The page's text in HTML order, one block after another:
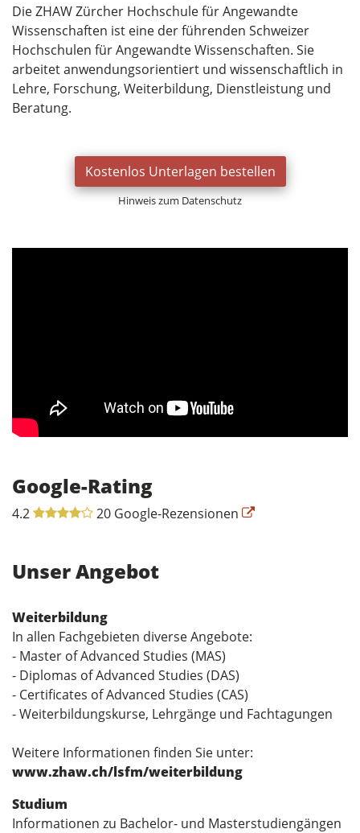
Die ZHAW Zürcher Hochschule für Angewandte
Wissenschaften ist eine der führenden Schweizer
Hochschulen für Angewandte Wissenschaften. Sie
arbeitet anwendungsorientiert und wissenschaftlich in
Lehre, Forschung, Weiterbildung, Dienstleistung und
Beratung.
Kostenlos Unterlagen bestellen
Hinweis zum Datenschutz
Google-Rating
4.2 20 Google-Rezensionen
Unser Angebot
Weiterbildung
In allen Fachgebieten diverse Angebote:
- Master of Advanced Studies (MAS)
- Diplomas of Advanced Studies (DAS)
- Certificates of Advanced Studies (CAS)
- Weiterbildungskurse, Lehrgänge und Fachtagungen
Weitere Informationen finden Sie unter:
www.zhaw.ch/lsfm/weiterbildung
Studium
Informationen zu Bachelor- und Masterstudiengängen